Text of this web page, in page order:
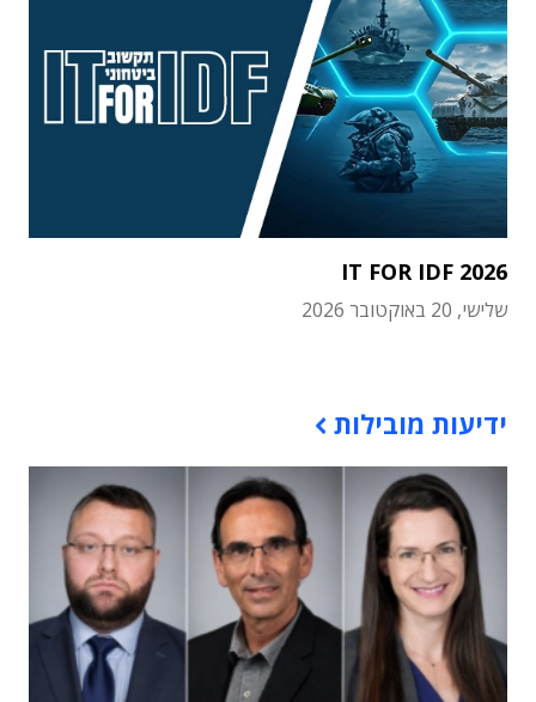
IT FOR IDF 2026
שלישי, 20 באוקטובר 2026
ידיעות מובילות